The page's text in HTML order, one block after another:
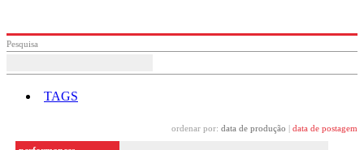
Pesquisa
TAGS
ordenar por: data de produção data de postagem